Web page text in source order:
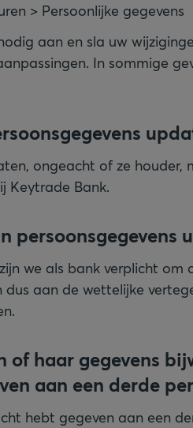
> Persoonlijke gegevens
aan en sla uw
In sommige
ongeacht of ze houder,
Keytrade Bank.
persoonsgegevens
we als bank verplicht om
dus aan de wettelijke
haar gegevens
aan een derde
hebt gegeven aan een